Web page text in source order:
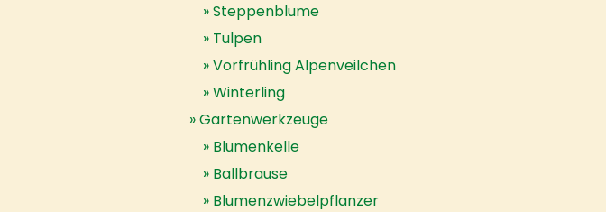
Steppenblume
Tulpen
Vorfrühling Alpenveilchen
Winterling
Gartenwerkzeuge
Blumenkelle
Ballbrause
Blumenzwiebelpflanzer